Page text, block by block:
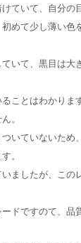
ていて、自分の
めて少し薄い色
いて、黒目は大
ことはわかりま
。
いていないため
。
ましたが、この
ドですのて、品